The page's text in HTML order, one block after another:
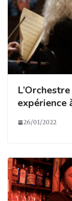
expérience
26/01/2022